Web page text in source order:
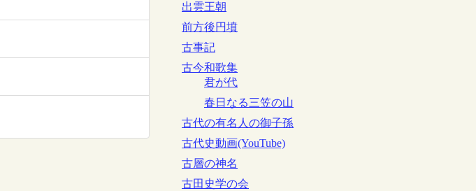
出雲王朝
前方後円墳
古事記
古今和歌集
君が代
春日なる三笠の山
古代の有名人の御子孫
古代史動画(YouTube)
古層の神名
古田史学の会